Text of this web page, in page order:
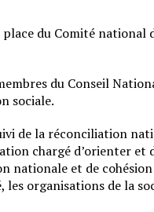
du Comité
du Conseil
sociale.
de la réconciliation
chargé d’orienter et
et de cohésion
organisations de la